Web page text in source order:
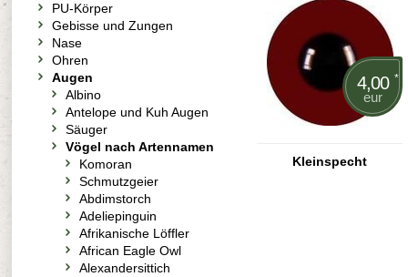
4,00 *
eur
Kleinspecht
PU-Körper
Gebisse und Zungen
Nase
Ohren
Augen
Albino
Antelope und Kuh Augen
Säuger
Vögel nach Artennamen
Komoran
Schmutzgeier
Abdimstorch
Adeliepinguin
Afrikanische Löffler
African Eagle Owl
Alexandersittich